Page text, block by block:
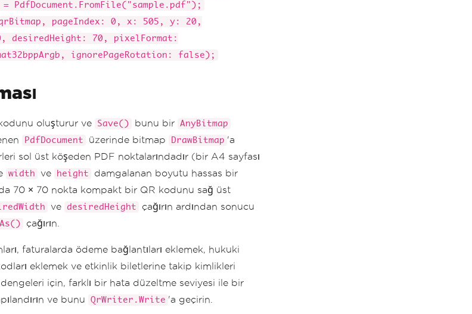
= PdfDocument.FromFile("sample.pdf");
pageIndex: 0, x: 505, y: 20,
desiredHeight: 70, pixelFormat:
ignorePageRotation: false);
oluşturur ve Save() bunu bir AnyBitmap
PdfDocument üzerinde bitmap DrawBitmap 'a
sol üst köşeden PDF noktalarındadır (bir A4 sayfası
width ve height
damgalanan boyutu hassas bir
70 × 70 nokta kompakt bir QR kodunu sağ üst
ve desiredHeight
çağırın ardından sonucu
çağırın.
faturalarda ödeme bağlantıları eklemek, hukuki
eklemek ve etkinlik biletlerine takip kimlikleri
için, farklı bir hata düzeltme seviyesi ile bir
ve bunu QrWriter.Write 'a geçirin.